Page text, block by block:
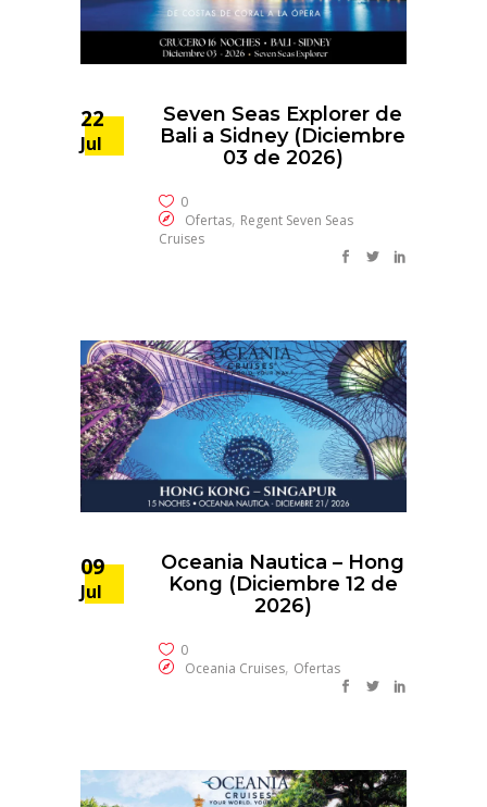
22
Jul
Seven Seas Explorer de
Bali a Sidney (Diciembre
03 de 2026)
0
Ofertas, Regent Seven Seas
Cruises
09
Jul
Oceania Nautica – Hong
Kong (Diciembre 12 de
2026)
0
Oceania Cruises, Ofertas